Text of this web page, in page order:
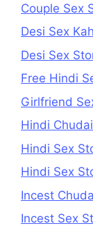
Couple Sex
Desi Sex
Desi Sex
Free Hindi
Girlfriend
Hindi
Hindi Sex
Hindi Sex
Incest
Incest Sex